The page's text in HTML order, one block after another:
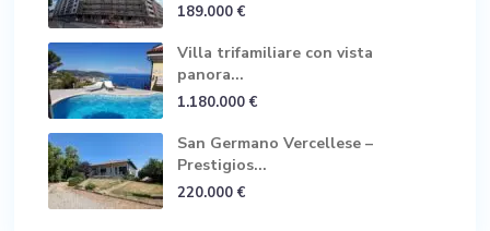
189.000 €
Villa trifamiliare con vista
panora...
1.180.000 €
San Germano Vercellese –
Prestigios...
220.000 €